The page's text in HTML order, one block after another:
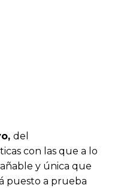
del
con las que a lo
y única que
puesto a prueba